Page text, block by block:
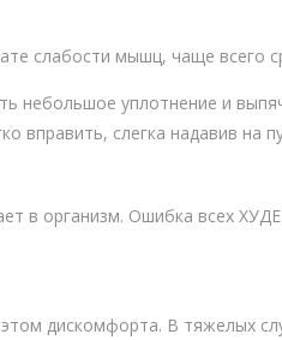
слабости мышц, чаще всего
небольшое уплотнение и
вправить, слегка надавив на
в организм. Oшибка вcех
дискомфорта. В тяжелых